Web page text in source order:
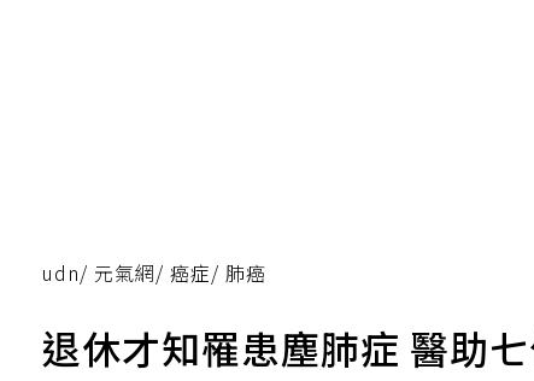
udn/ 元氣網/ 癌症/ 肺癌
退休才知罹患塵肺症 醫助